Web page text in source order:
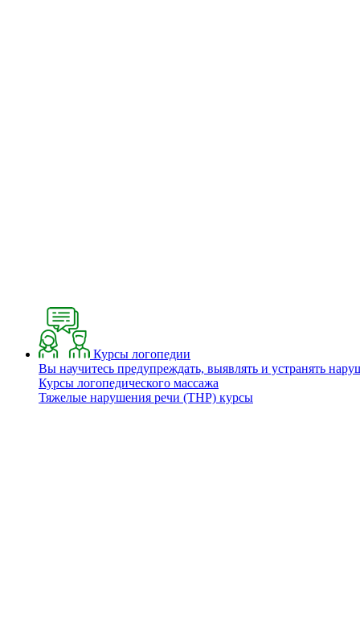
Курсы логопедии
Вы научитесь предупреждать, выявлять и устранять
Курсы логопедического массажа
Тяжелые нарушения речи (ТНР) курсы